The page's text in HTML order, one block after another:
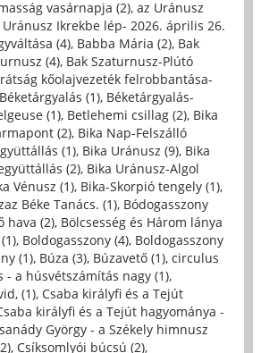
vasárnapja (2), az Uránusz
Uránusz Ikrekbe lép- 2026. április 26.
(4), Babba Mária (2), Bak
(4), Bak Szaturnusz-Plútó
kőolajvezeték felrobbantása-
Béketárgyalás (1), Béketárgyalás-
(1), Betlehemi csillag (2), Bika
(2), Bika Nap-Felszálló
(1), Bika Uránusz (9), Bika
(2), Bika Uránusz-Algol
Vénusz (1), Bika-Skorpió tengely (1),
Béke Tanács. (1), Bódogasszony
hava (2), Bölcsesség és Három lánya
, Boldogasszony (4), Boldogasszony
(1), Búza (3), Búzavető (1), circulus
- a húsvétszámítás nagy (1),
(1), Csaba királyfi és a Tejút
királyfi és a Tejút hagyománya -
György - a Székely himnusz
, Csíksomlyói búcsú (2),